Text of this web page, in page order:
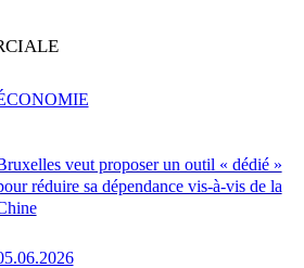
veut proposer un outil « dédié »
réduire sa dépendance vis-à-vis de la